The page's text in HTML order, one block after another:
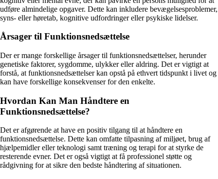
udføre almindelige opgaver. Dette kan inkludere bevægelsesproblemer,
syns- eller høretab, kognitive udfordringer eller psykiske lidelser.
Årsager til Funktionsnedsættelse
Der er mange forskellige årsager til funktionsnedsættelser, herunder
genetiske faktorer, sygdomme, ulykker eller aldring. Det er vigtigt at
forstå, at funktionsnedsættelser kan opstå på ethvert tidspunkt i livet og
kan have forskellige konsekvenser for den enkelte.
Hvordan Kan Man Håndtere en
Funktionsnedsættelse?
Det er afgørende at have en positiv tilgang til at håndtere en
funktionsnedsættelse. Dette kan omfatte tilpasning af miljøet, brug af
hjælpemidler eller teknologi samt træning og terapi for at styrke de
resterende evner. Det er også vigtigt at få professionel støtte og
rådgivning for at sikre den bedste håndtering af situationen.